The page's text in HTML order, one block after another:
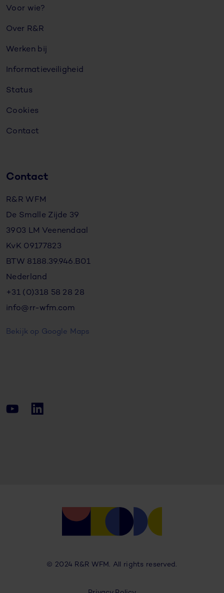
Voor wie?
Over R&R
Werken bij
Informatieveiligheid
Status
Cookies
Contact
Contact
R&R WFM
De Smalle Zijde 39
3903 LM Veenendaal
KvK 09177823
BTW 8188.39.946.B01
Nederland
+31 (0)318 58 28 28
info@rr-wfm.com
Bekijk op Google Maps
© 2024 R&R WFM. All rights reserved.